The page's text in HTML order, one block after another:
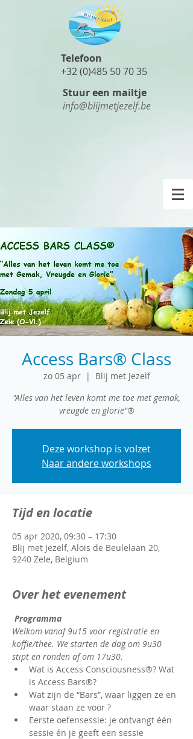
Telefoon
+32 (0)485 50 70 35
Stuur een mailtje
info@blijmetjezelf.be
Access Bars® Class
zo 05 apr
  |
Blij met Jezelf
"Alles van het leven komt me toe met gemak,
vreugde en glorie"®
Deze workshop is volzet
Naar andere workshops
Tijd en locatie
05 apr 2020, 09:30 – 17:30
Blij met Jezelf, Alois de Beulelaan 20,
9240 Zele, Belgium
Over het evenement
Programma
Welkom vanaf 9u15 voor registratie en
koffie/thee. We starten de dag om 9u30
stipt en ronden af om 17u30.
Wat is Access Consciousness®? Wat
is Access Bars®?
Wat zijn de “Bars”, waar liggen ze en
waar staan ze voor ?
Eerste oefensessie: je ontvangt één
sessie én je geeft een sessie